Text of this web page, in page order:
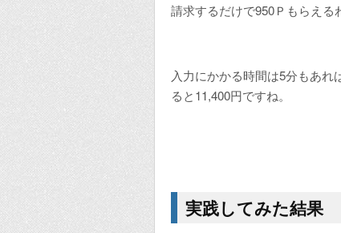
請求するだけで950Ｐもらえる
入力にかかる時間は5分もあ
ると11,400円ですね。
実践してみた結果